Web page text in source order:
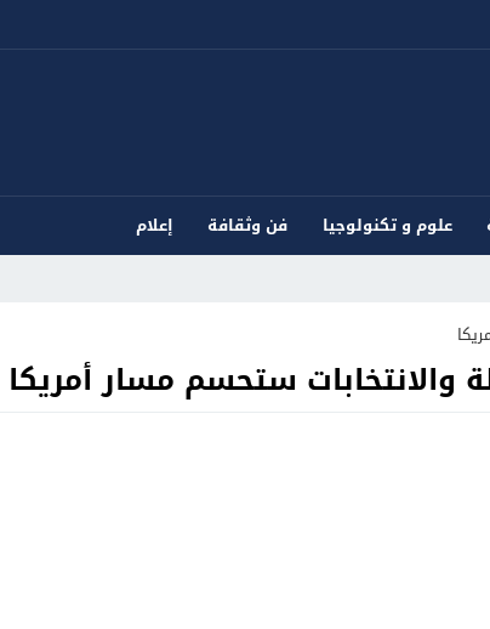
علوم و تكنولوجيا فن وثقافة
إعلام
والانتخابات ستحسم مسار أمريكا